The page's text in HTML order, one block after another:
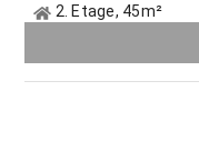
2. Etage, 45m²